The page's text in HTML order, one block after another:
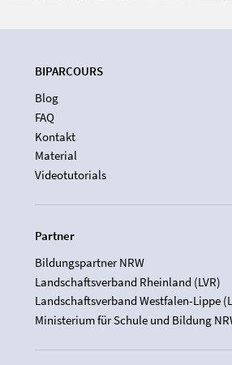
BIPARCOURS
Blog
FAQ
Kontakt
Material
Videotutorials
Partner
Bildungspartner NRW
Landschaftsverband Rheinland (LVR)
Landschaftsverband Westfalen-Lippe
Ministerium für Schule und Bildung